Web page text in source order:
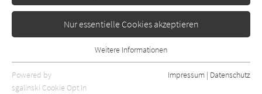
Buffalo Erschienen: Januar 2008 Bibliogr. Angaben 0
Nur essentielle Cookies akzeptieren
Essentielle Cookies werden für grundlegende Funktionen der
Webseite benötigt. Dadurch ist gewährleistet, dass die Webseite
Weitere Informationen
Powered by
sgalinski Cookie Opt In
Impressum | Datenschutz